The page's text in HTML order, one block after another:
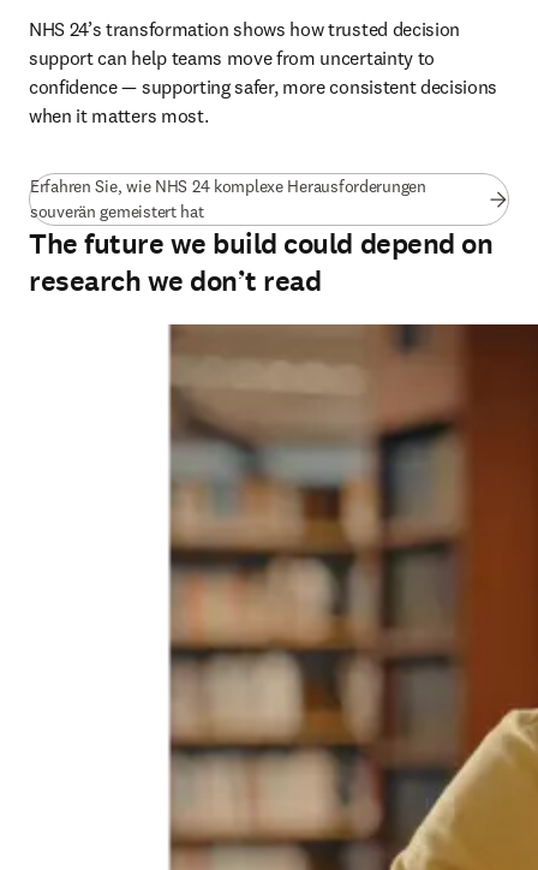
NHS 24’s transformation shows how trusted decision
support can help teams move from uncertainty to
confidence — supporting safer, more consistent decisions
when it matters most.
Erfahren Sie, wie NHS 24 komplexe Herausforderungen
souverän gemeistert hat(
The future we build could depend on
research we don’t read